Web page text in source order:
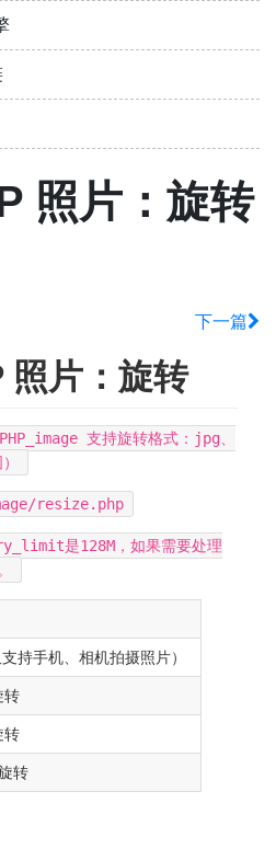
照片：旋转
下一篇
片：旋转
支持旋转格式：jpg、
resize.php
是128M，如果需要处理
持手机、相机拍摄照片）
转
转
转